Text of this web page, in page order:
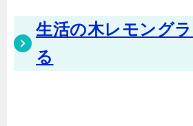
生活の木レモング
る